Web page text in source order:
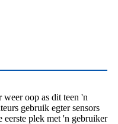
oop as dit teen 'n
gebruik egter sensors
plek met 'n gebruiker